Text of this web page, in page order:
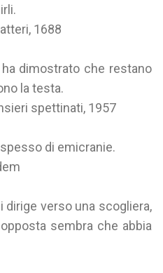
1688
dimostrato che restano
la testa.
spettinati, 1957
di emicranie.
dirige verso una scogliera,
sembra che abbia